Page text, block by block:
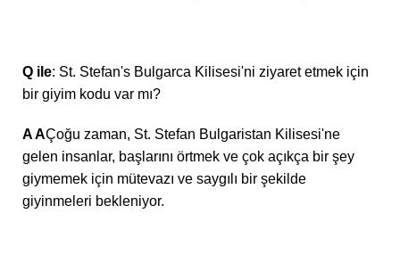
Q ile: St. Stefan's Bulgarca Kilisesi'ni ziyaret etmek için
bir giyim kodu var mı?
A AÇoğu zaman, St. Stefan Bulgaristan Kilisesi'ne
gelen insanlar, başlarını örtmek ve çok açıkça bir şey
giymemek için mütevazı ve saygılı bir şekilde
giyinmeleri bekleniyor.